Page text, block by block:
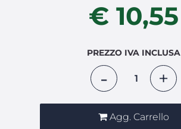
€ 10,55
PREZZO IVA INCLUSA
Agg. Carrello